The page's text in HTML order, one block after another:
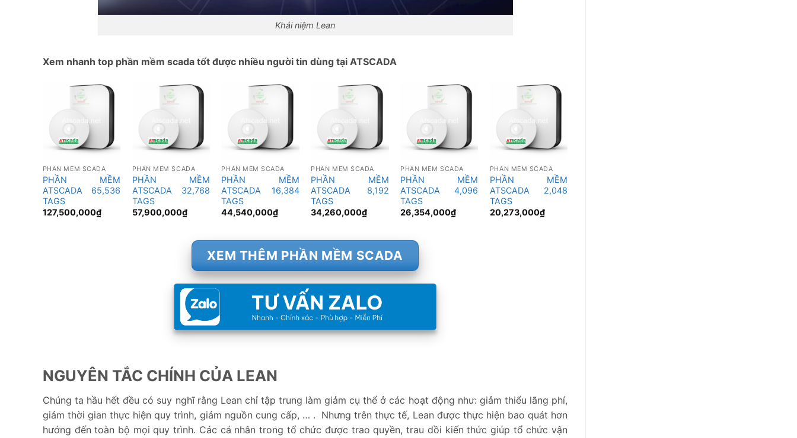
Khái niệm Lean
Xem nhanh top phần mềm scada tốt được nhiều người tin dùng tại ATSCADA
PHẦN MỀM SCADA
PHẦN MỀM
ATSCADA 65,536
TAGS
127,500,000₫
PHẦN MỀM SCADA
PHẦN MỀM
ATSCADA 32,768
TAGS
57,900,000₫
PHẦN MỀM SCADA
PHẦN MỀM
ATSCADA 16,384
TAGS
44,540,000₫
PHẦN MỀM SCADA
PHẦN MỀM
ATSCADA 8,192
TAGS
34,260,000₫
PHẦN MỀM SCADA
PHẦN MỀM
ATSCADA 4,096
TAGS
26,354,000₫
PHẦN MỀM SCADA
PHẦN MỀM
ATSCADA 2,048
TAGS
20,273,000₫
XEM THÊM PHẦN MỀM SCADA
NGUYÊN TẮC CHÍNH CỦA LEAN
Chúng ta hầu hết đều có suy nghĩ rằng Lean chỉ tập trung làm giảm cụ thể ở các hoạt động như: giảm thiểu lãng phí,
giảm thời gian thực hiện quy trình, giảm nguồn cung cấp, … . Nhưng trên thực tế, Lean được thực hiện bao quát hơn
hướng đến toàn bộ mọi quy trình. Các cá nhân trong tổ chức được trao quyền, trau dồi kiến thức giúp tổ chức vận